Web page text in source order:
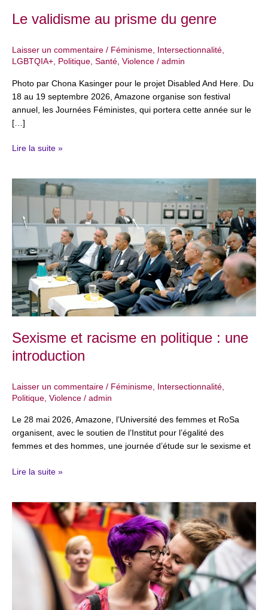
Le validisme au prisme du genre
Laisser un commentaire / Féminisme, Intersectionnalité,
LGBTQIA+, Politique, Santé, Violence / admin
Photo par Chona Kasinger pour le projet Disabled And Here. Du
18 au 19 septembre 2026, Amazone organise son festival
annuel, les Journées Féministes, qui portera cette année sur le
[…]
Lire la suite »
Sexisme et racisme en politique : une
introduction
Laisser un commentaire / Féminisme, Intersectionnalité,
Politique, Violence / admin
Le 28 mai 2026, Amazone, l’Université des femmes et RoSa
organisent, avec le soutien de l’Institut pour l’égalité des
femmes et des hommes, une journée d’étude sur le sexisme et
Sexisme
et
en
politique
:
une
introduction
Lire la suite »
26
avril
Journée
Internationale